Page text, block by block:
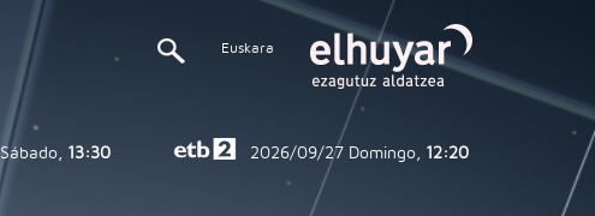
Euskara
Sábado, 13:30 2026/09/27 Domingo, 12:20